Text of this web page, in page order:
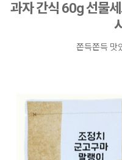
과자 간식 60g 선물
쫀득쫀득 맛